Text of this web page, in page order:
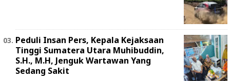
Peduli Insan Pers, Kepala Kejaksaan
Tinggi Sumatera Utara Muhibuddin,
S.H., M.H, Jenguk Wartawan Yang
Sedang Sakit